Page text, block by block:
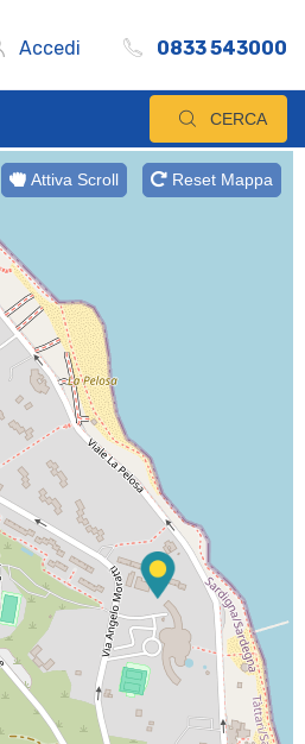
Accedi 0833 543000
CERCA
Attiva Scroll Reset Mappa